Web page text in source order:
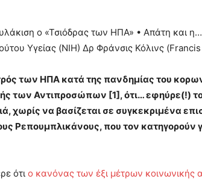
ο «Τσιόδρας των ΗΠΑ» • Απάτη και
Υγείας (NIH) Δρ Φράνσις Κόλινς
των ΗΠΑ κατά της πανδημίας του
των Αντιπροσώπων [1], ότι… εφηύρε(!)
χωρίς να βασίζεται σε συγκεκριμένα
Ρεπουμπλικάνους, που τον κατηγορούν
ότι ο κανόνας των έξι μέτρων